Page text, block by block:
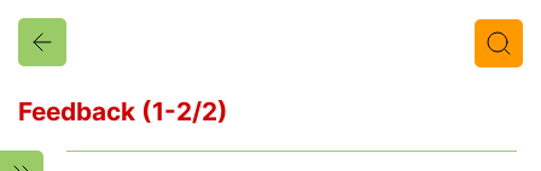
Feedback (1-2/2)